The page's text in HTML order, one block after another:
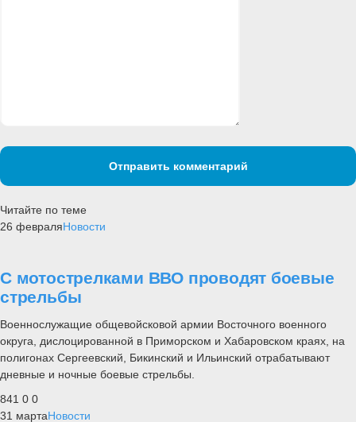
Отправить комментарий
Читайте по теме
26 февраляНовости
С мотострелками ВВО проводят боевые
стрельбы
Военнослужащие общевойсковой армии Восточного военного
округа, дислоцированной в Приморском и Хабаровском краях, на
полигонах Сергеевский, Бикинский и Ильинский отрабатывают
дневные и ночные боевые стрельбы.
841 0 0
31 мартаНовости